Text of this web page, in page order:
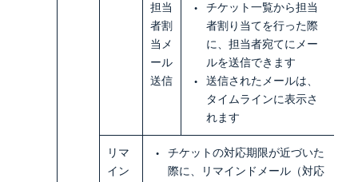
担当
者割
当メ
ール
送信
チケット一覧から担当
者割り当てを行った際
に、担当者宛てにメー
ルを送信できます
送信されたメールは、
タイムラインに表示さ
れます
リマ
イン
チケットの対応期限が近づいた
際に、リマインドメール（対応